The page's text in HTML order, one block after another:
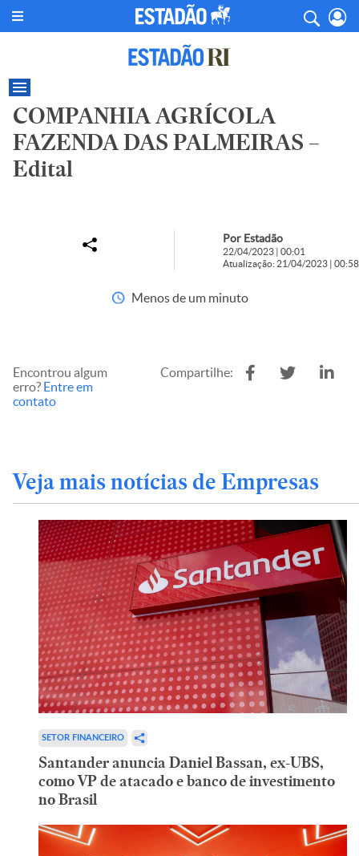
COMPANHIA AGRÍCOLA
FAZENDA DAS PALMEIRAS –
Edital
Por Estadão
22/04/2023 | 00:01
Atualização: 21/04/2023 | 00:58
Menos de um minuto
Encontrou algum
erro? Entre em
contato
Compartilhe:
Veja mais notícias de Empresas
SETOR FINANCEIRO
Santander anuncia Daniel Bassan, ex-UBS,
como VP de atacado e banco de investimento
no Brasil